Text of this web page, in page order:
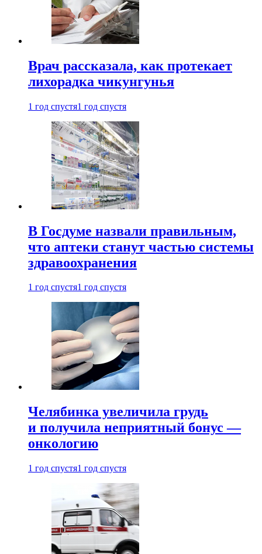
Врач рассказала, как протекает
лихорадка чикунгунья
1 год спустя1 год спустя
В Госдуме назвали правильным,
что аптеки станут частью системы
здравоохранения
1 год спустя1 год спустя
Челябинка увеличила грудь
и получила неприятный бонус —
онкологию
1 год спустя1 год спустя